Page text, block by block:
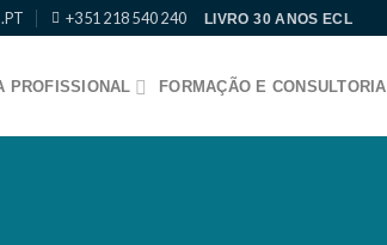
+351 218 540 240 LIVRO 30 ANOS ECL
PROFISSIONAL FORMAÇÃO E CONSULTORIA